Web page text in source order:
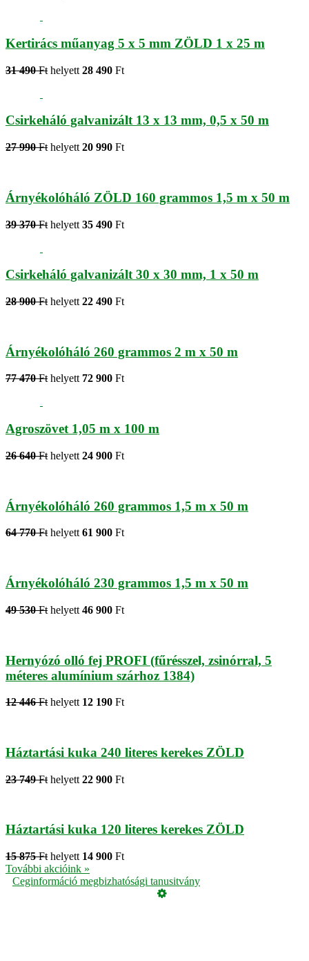
Kertirács műanyag 5 x 5 mm ZÖLD 1 x 25 m
31 490 Ft helyett 28 490 Ft
Csirkeháló galvanizált 13 x 13 mm, 0,5 x 50 m
27 990 Ft helyett 20 990 Ft
Árnyékolóháló ZÖLD 160 grammos 1,5 m x 50 m
39 370 Ft helyett 35 490 Ft
Csirkeháló galvanizált 30 x 30 mm, 1 x 50 m
28 900 Ft helyett 22 490 Ft
Árnyékolóháló 260 grammos 2 m x 50 m
77 470 Fthelyett 72 900 Ft
Agroszövet 1,05 m x 100 m
26 640 Ft helyett 24 900 Ft
Árnyékolóháló 260 grammos 1,5 m x 50 m
64 770 Ft helyett 61 900 Ft
Árnyékolóháló 230 grammos 1,5 m x 50 m
49 530 Ft helyett 46 900 Ft
Hernyózó olló fej PROFI (fűrésszel, zsinórral, 5
méteres alumínium szárhoz 1384)
12 446 Ft helyett 12 190 Ft
Háztartási kuka 240 literes kerekes ZÖLD
23 749 Ft helyett 22 900 Ft
Háztartási kuka 120 literes kerekes ZÖLD
15 875 Ft helyett 14 900 Ft
További akcióink »
Ceginformáció megbizhatósági tanusitvány